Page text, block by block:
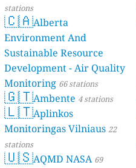
stations
🇨🇦Alberta
Environment And
Sustainable Resource
Development - Air Quality
Monitoring 66 stations
🇬🇹Ambente 4 stations
🇱🇹Aplinkos
Monitoringas Vilniaus 22
stations
🇺🇸AQMD NASA 69